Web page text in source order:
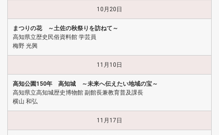
10月20日
まつりの花 ～土佐の秋祭りを訪ねて～
高知県立歴史民俗資料館 学芸員
梅野 光興
11月10日
高知公園150年 高知城 ～未来へ伝えたい地域の宝～
高知県立高知城歴史博物館 副館長兼教育普及課長
横山 和弘
11月17日